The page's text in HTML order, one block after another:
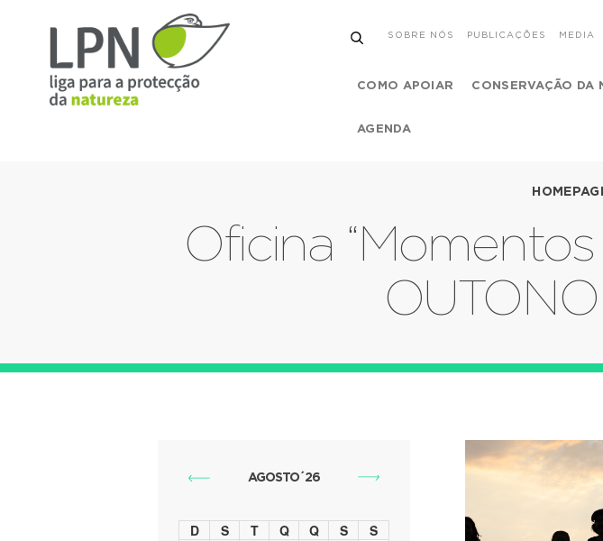
SOBRE NÓS PUBLICAÇÕES MEDIA
COMO APOIAR CONSERVAÇÃO DA
AGENDA
Oficina
AGOSTO´26
D S T Q Q S S